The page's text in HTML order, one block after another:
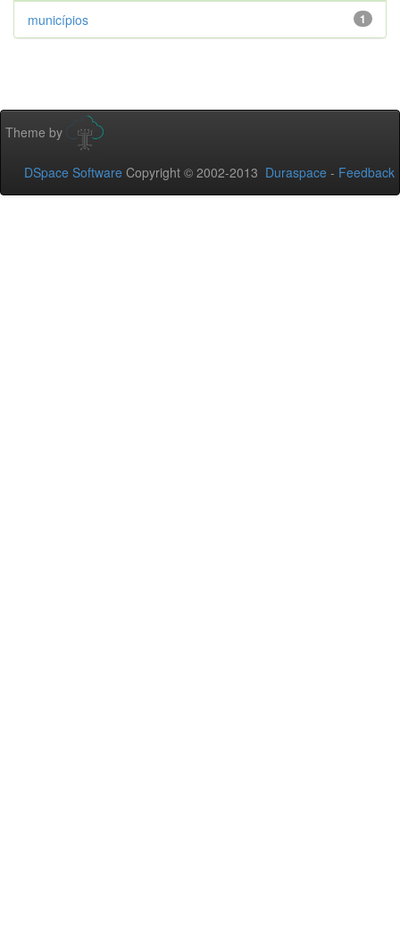
1
municípios
Theme by
DSpace Software Copyright © 2002-2013 Duraspace - Feedback